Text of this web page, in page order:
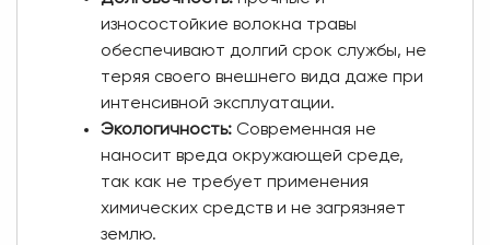
износостойкие волокна травы
обеспечивают долгий срок службы, не
теряя своего внешнего вида даже при
интенсивной эксплуатации.
Экологичность:Современная не
наносит вреда окружающей среде,
так как не требует применения
химических средств и не загрязняет
землю.